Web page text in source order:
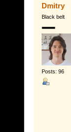
Dmitry
Black belt
Posts: 96